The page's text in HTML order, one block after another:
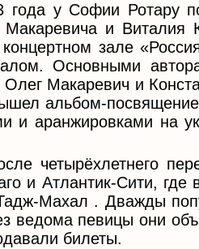
года у Софии Ротару
и Виталия
зале
Основными
Макаревич и
альбом-
и аранжировками на
четырёхлетнего
и Атлантик-Сити,
Махал . Дважды
ведома певицы они
билеты.